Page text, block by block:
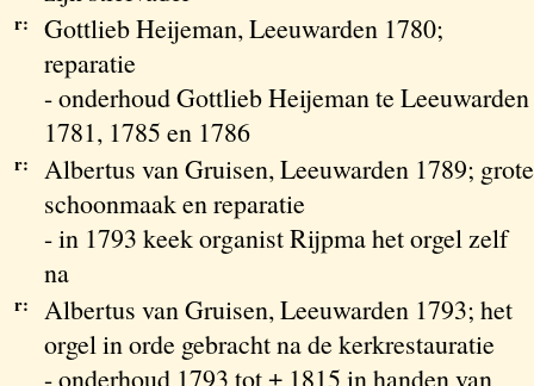
r:
Gottlieb Heijeman, Leeuwarden 1780;
reparatie
- onderhoud Gottlieb Heijeman te Leeuwarden
1781, 1785 en 1786
r:
Albertus van Gruisen, Leeuwarden 1789; grote
schoonmaak en reparatie
- in 1793 keek organist Rijpma het orgel zelf
na
r:
Albertus van Gruisen, Leeuwarden 1793; het
orgel in orde gebracht na de kerkrestauratie
- onderhoud 1793 tot ± 1815 in handen van